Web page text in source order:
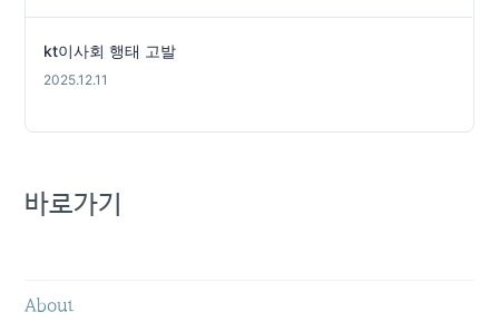
kt이사회 행태 고발
2025.12.11
바로가기
About